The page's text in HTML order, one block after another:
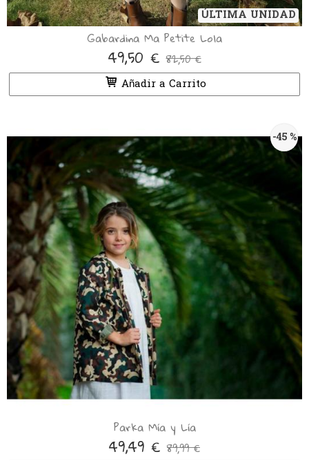
ÚLTIMA UNIDAD
Gabardina Ma Petite Lola
49,50 €82,50 €
Añadir a Carrito
-45 %
Parka Mía y Lía
49,49 € 89,99 €